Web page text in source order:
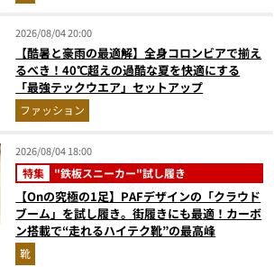
2026/08/04 20:00
【酷暑と豪雨の最適解】全身コロンビアで揃え
るべき！40℃超えの過酷な夏を快適にする
「最強テックウエア」セットアップ
ファッション
2026/08/04 18:00
特集 "鉄板スニーカー"試し履き
【Onの究極の1足】PAFデザインの「クラウド
ブーム」を試し履き。街履きにも最適！カーボ
ン搭載で“走れるハイテク靴”の最高峰
靴